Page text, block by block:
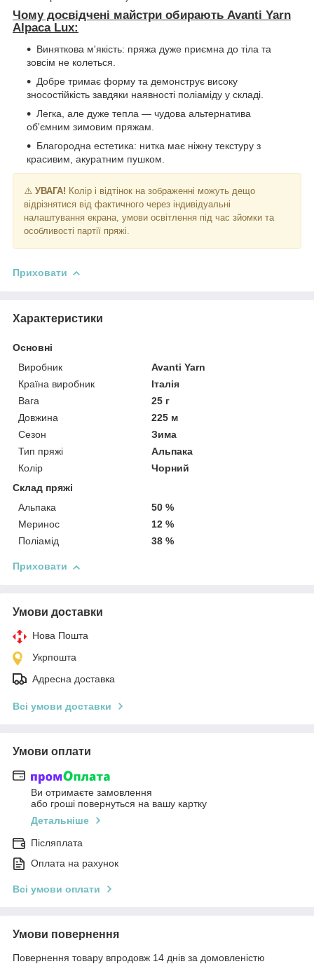
Чому досвідчені майстри обирають Avanti Yarn
Alpaca Lux:
Виняткова м'якість: пряжа дуже приємна до тіла та
зовсім не колеться.
Добре тримає форму та демонструє високу
зносостійкість завдяки наявності поліаміду у складі.
Легка, але дуже тепла — чудова альтернатива
об'ємним зимовим пряжам.
Благородна естетика: нитка має ніжну текстуру з
красивим, акуратним пушком.
⚠️ УВАГА! Колір і відтінок на зображенні можуть дещо
відрізнятися від фактичного через індивідуальні
налаштування екрана, умови освітлення під час зйомки та
особливості партії пряжі.
Приховати
Характеристики
Основні
Виробник
Avanti Yarn
Країна виробник
Італія
Вага
25 г
Довжина
225 м
Сезон
Зима
Тип пряжі
Альпака
Колір
Чорний
Склад пряжі
Альпака
50 %
Меринос
12 %
Поліамід
38 %
Приховати
Умови доставки
Нова Пошта
Укрпошта
Адресна доставка
Всі умови доставки
Умови оплати
Ви отримаєте замовлення
або гроші повернуться на вашу картку
Детальніше
Післяплата
Оплата на рахунок
Всі умови оплати
Умови повернення
Повернення товару впродовж 14 днів за домовленістю